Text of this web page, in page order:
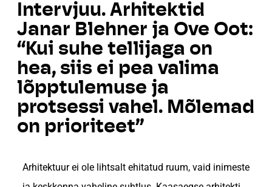
Intervjuu. Arhitektid
Janar Blehner ja Ove Oot:
“Kui suhe tellijaga on
hea, siis ei pea valima
lõpptulemuse ja
protsessi vahel. Mõlemad
on prioriteet”
Arhitektuur ei ole lihtsalt ehitatud ruum, vaid inimeste